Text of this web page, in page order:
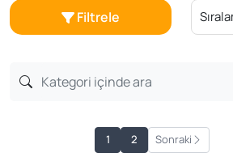
Filtrele
1 2 Sonraki